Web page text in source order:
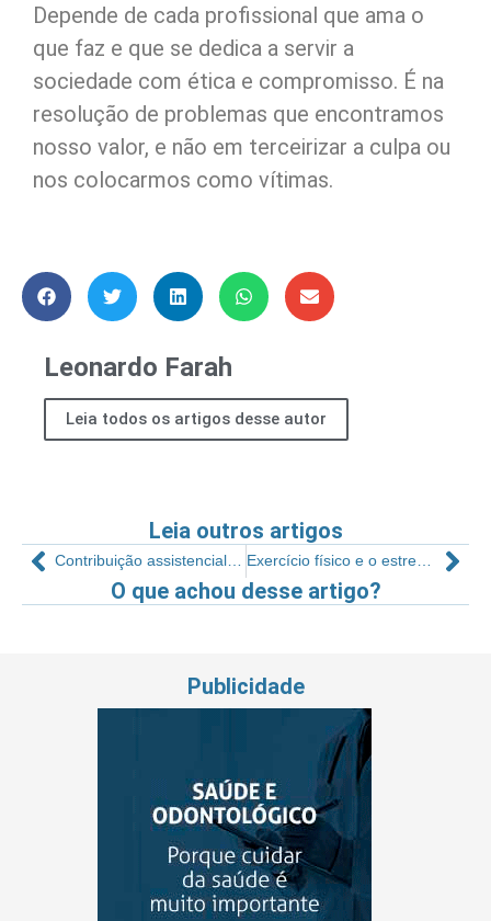
Depende de cada profissional que ama o
que faz e que se dedica a servir a
sociedade com ética e compromisso. É na
resolução de problemas que encontramos
nosso valor, e não em terceirizar a culpa ou
nos colocarmos como vítimas.
Leonardo Farah
Leia todos os artigos desse autor
Leia outros artigos
Contribuição assistencial sob a ótica das empresas Exercício físico e o estresse emocional
O que achou desse artigo?
Publicidade